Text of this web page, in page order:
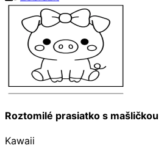
Roztomilé prasiatko s mašličkou
Kawaii